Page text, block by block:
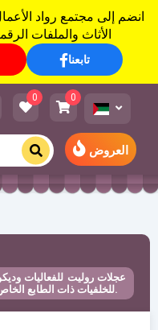
انضم إلى مجتمع رواد
الأثاث والملفات
تابعنا
0 0
العروض
عجلات روليت للفعاليات
للخلفيات ذات الطابع الخاص، والأنشطة التفاعلية، والأماكن الإبداعية.